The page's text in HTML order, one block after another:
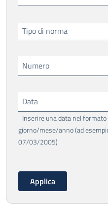
Tipo di norma
Numero
Data
Inserire una data nel
giorno/mese/anno (ad
07/03/2005)